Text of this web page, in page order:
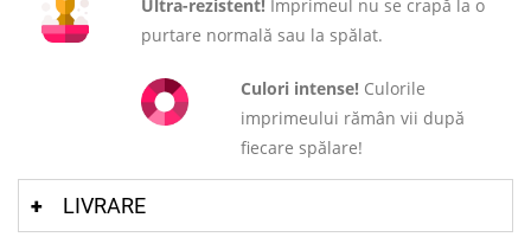
Ultra-rezistent! Imprimeul nu se crapă la o
purtare normală sau la spălat.
Culori intense! Culorile
imprimeului rămân vii după
fiecare spălare!
LIVRARE